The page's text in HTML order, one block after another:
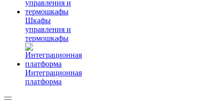
Шкафы
управления и
термошкафы
Интеграционная
платформа